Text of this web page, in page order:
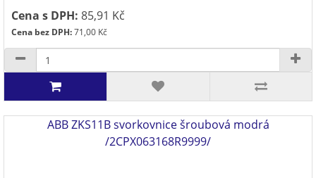
Cena s DPH: 85,91 Kč
Cena bez DPH:71,00 Kč
ABB ZKS11B svorkovnice šroubová modrá
/2CPX063168R9999/